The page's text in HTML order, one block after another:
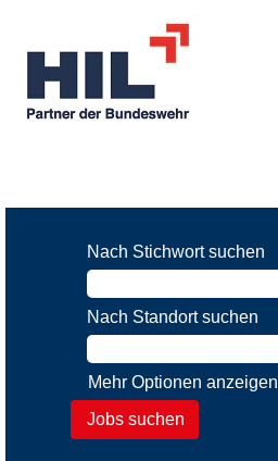
Nach Stichwort suchen
Nach Standort suchen
Mehr Optionen anzeigen